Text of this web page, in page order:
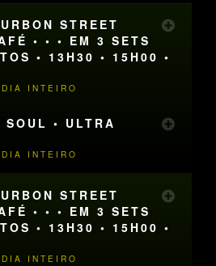
STREET
• • • EM 3 SETS
• 13H30 • 15H00 •
DIA INTEIRO
SOUL • ULTRA
DIA INTEIRO
STREET
• • • EM 3 SETS
• 13H30 • 15H00 •
DIA INTEIRO